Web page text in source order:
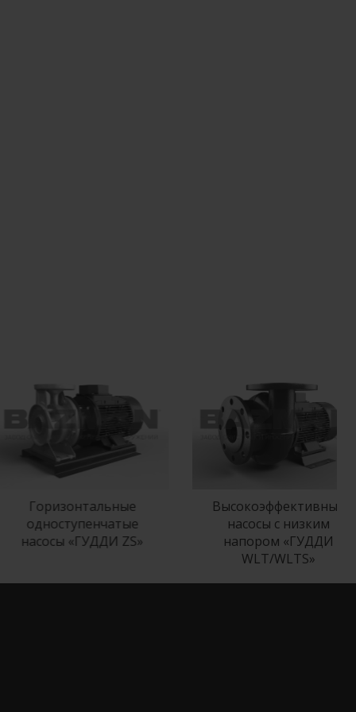
Горизонтальные
одноступенчатые
«ГУДДИ ZS»
Высокоэффективные
насосы с низким
напором «ГУДДИ
WLT/WLTS»